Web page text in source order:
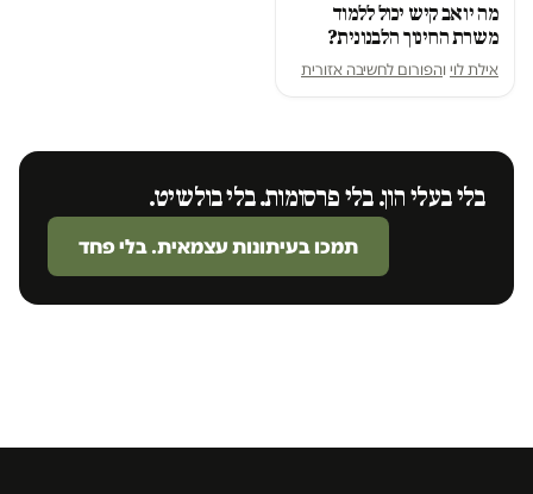
מה יואב קיש יכול ללמוד
משרת החינוך הלבנונית?
אילת לוי והפורום לחשיבה אזורית
בלי בעלי הון. בלי פרסומות. בלי בולשיט.
תמכו בעיתונות עצמאית. בלי פחד